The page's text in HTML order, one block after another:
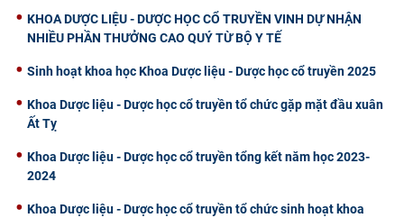
KHOA DƯỢC LIỆU - DƯỢC HỌC CỔ TRUYỀN VINH DỰ NHẬN
NHIỀU PHẦN THƯỞNG CAO QUÝ TỪ BỘ Y TẾ
Sinh hoạt khoa học Khoa Dược liệu - Dược học cổ truyền 2025
Khoa Dược liệu - Dược học cổ truyền tổ chức gặp mặt đầu xuân
Ất Tỵ
Khoa Dược liệu - Dược học cổ truyền tổng kết năm học 2023-
2024
Khoa Dược liệu - Dược học cổ truyền tổ chức sinh hoạt khoa